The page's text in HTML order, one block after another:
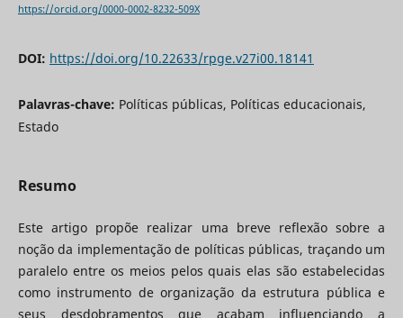
https://orcid.org/0000-0002-8232-509X
DOI: https://doi.org/10.22633/rpge.v27i00.18141
Palavras-chave: Políticas públicas, Políticas educacionais,
Estado
Resumo
Este artigo propõe realizar uma breve reflexão sobre a
noção da implementação de políticas públicas, traçando um
paralelo entre os meios pelos quais elas são estabelecidas
como instrumento de organização da estrutura pública e
seus desdobramentos que acabam influenciando a